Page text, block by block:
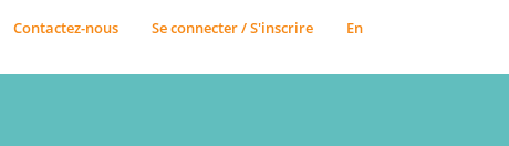
Contactez-nous Se connecter / S'inscrire En